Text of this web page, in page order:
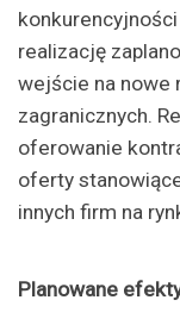
konkurencyjności
realizację
wejście na nowe
zagranicznych.
oferowanie
oferty
innych firm na
Planowane